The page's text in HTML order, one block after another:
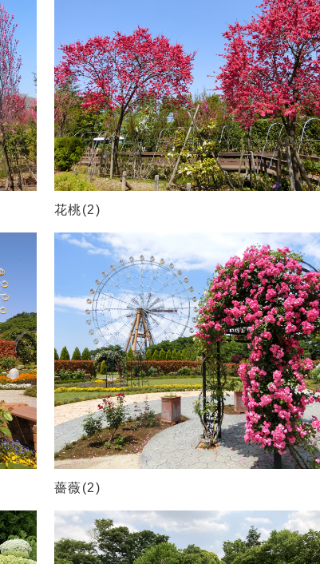
花桃(2)
薔薇(2)